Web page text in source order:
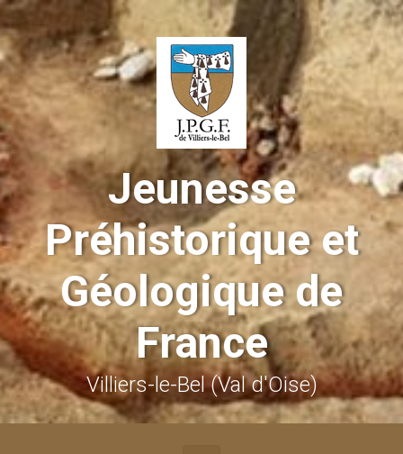
Skip to main content
Jeunesse
Préhistorique et
Géologique de
France
Villiers-le-Bel (Val d'Oise)